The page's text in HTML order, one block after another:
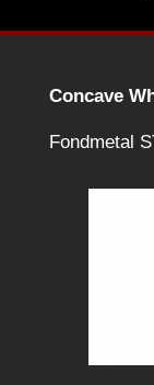
Concave
Fondmetal